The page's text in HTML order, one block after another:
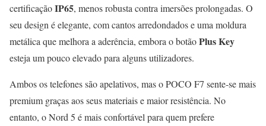
certificaçãoIP65, menos robusta contra imersões prolongadas. O
seu design é elegante, com cantos arredondados e uma moldura
metálica que melhora a aderência, embora o botãoPlus Key
esteja um pouco elevado para alguns utilizadores.
Ambos os telefones são apelativos, mas o POCO F7 sente-se mais
premium graças aos seus materiais e maior resistência. No
entanto, o Nord 5 é mais confortável para quem prefere